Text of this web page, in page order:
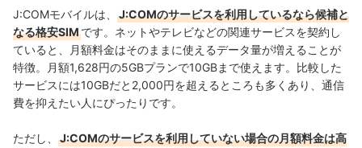
に、モバイルだけでなく10社以上の戸建て・マンション
向けの光回線の通信速度・速度制限も調査している。 ま
た通信サービスだけでなく、ファイナンシャルプランナ
ーの視点含めて電気代など固定費支出見直しのガイドも
している。
高山健次のプロフィール
J:COMモバイルは、
J:COMのサービスを利用しているなら候補と
なる格安SIMです。ネットやテレビなどの関連サービスを契約し
ていると、月額料金はそのままに使えるデータ量が増えることが
特徴。月額1,628円の5GBプランで10GBまで使えます。比較した
サービスには10GBだと2,000円を超えるところも多くあり、通信
費を抑えたい人にぴったりです。
ただし、
J:COMのサービスを利用していない場合の月額料金は高